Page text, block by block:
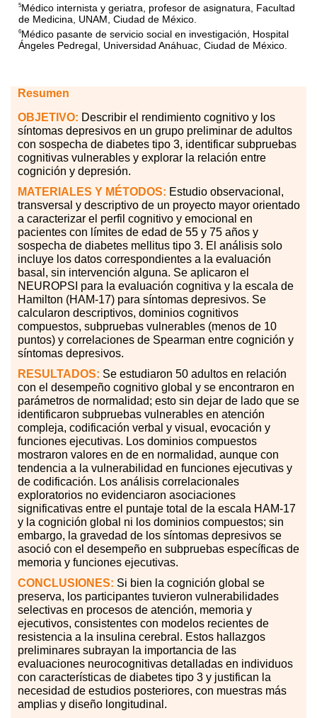
5Médico internista y geriatra, profesor de asignatura, Facultad
de Medicina, UNAM, Ciudad de México.
6Médico pasante de servicio social en investigación, Hospital
Ángeles Pedregal, Universidad Anáhuac, Ciudad de México.
Resumen
OBJETIVO: Describir el rendimiento cognitivo y los
síntomas depresivos en un grupo preliminar de adultos
con sospecha de diabetes tipo 3, identificar subpruebas
cognitivas vulnerables y explorar la relación entre
cognición y depresión.
MATERIALES Y MÉTODOS: Estudio observacional,
transversal y descriptivo de un proyecto mayor orientado
a caracterizar el perfil cognitivo y emocional en
pacientes con límites de edad de 55 y 75 años y
sospecha de diabetes mellitus tipo 3. El análisis solo
incluye los datos correspondientes a la evaluación
basal, sin intervención alguna. Se aplicaron el
NEUROPSI para la evaluación cognitiva y la escala de
Hamilton (HAM-17) para síntomas depresivos. Se
calcularon descriptivos, dominios cognitivos
compuestos, subpruebas vulnerables (menos de 10
puntos) y correlaciones de Spearman entre cognición y
síntomas depresivos.
RESULTADOS: Se estudiaron 50 adultos en relación
con el desempeño cognitivo global y se encontraron en
parámetros de normalidad; esto sin dejar de lado que se
identificaron subpruebas vulnerables en atención
compleja, codificación verbal y visual, evocación y
funciones ejecutivas. Los dominios compuestos
mostraron valores en de en normalidad, aunque con
tendencia a la vulnerabilidad en funciones ejecutivas y
de codificación. Los análisis correlacionales
exploratorios no evidenciaron asociaciones
significativas entre el puntaje total de la escala HAM-17
y la cognición global ni los dominios compuestos; sin
embargo, la gravedad de los síntomas depresivos se
asoció con el desempeño en subpruebas específicas de
memoria y funciones ejecutivas.
CONCLUSIONES: Si bien la cognición global se
preserva, los participantes tuvieron vulnerabilidades
selectivas en procesos de atención, memoria y
ejecutivos, consistentes con modelos recientes de
resistencia a la insulina cerebral. Estos hallazgos
preliminares subrayan la importancia de las
evaluaciones neurocognitivas detalladas en individuos
con características de diabetes tipo 3 y justifican la
necesidad de estudios posteriores, con muestras más
amplias y diseño longitudinal.